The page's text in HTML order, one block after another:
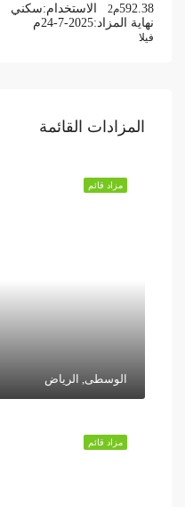
592.38م2 الاستخدام:سكني
نهاية المزاد:24-7-2025م
فيلا
المزادات القائمة
مزاد قائم
الوسطى, الرياض
مزاد قائم